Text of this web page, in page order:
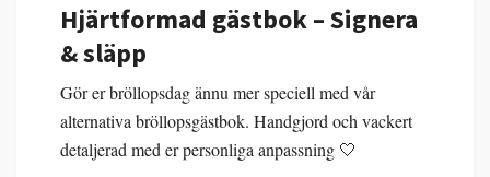
Hjärtformad gästbok – Signera
& släpp
Gör er bröllopsdag ännu mer speciell med vår
alternativa bröllopsgästbok. Handgjord och vackert
detaljerad med er personliga anpassning 🤍